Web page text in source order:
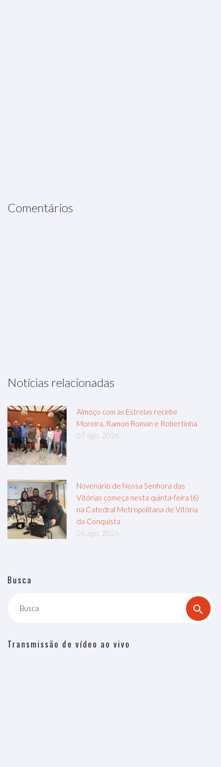
Comentários
Notícias relacionadas
Almoço com as Estrelas recebe
Moreira, Ramon Roman e Robertinha
07 ago, 2026
Novenário de Nossa Senhora das
Vitórias começa nesta quinta-feira (6)
na Catedral Metropolitana de Vitória
da Conquista
06 ago, 2026
Busca
Busca
Transmissão de vídeo ao vivo